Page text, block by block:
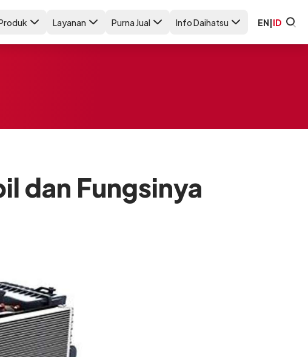
Layanan Purna Jual Info Daihatsu EN|ID
dan Fungsinya